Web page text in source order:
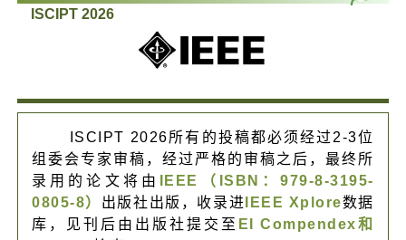
ISCIPT 2026
ISCIPT 2026所有的投稿都必须经过2-3位
组委会专家审稿，经过严格的审稿之后，最终所
录用的论文将由
IEEE（ISBN：979-8-3195-
0805-8） 出版社出版，收录进 IEEE Xplore数据
库，见刊后由出版社提交至 EI Compendex和